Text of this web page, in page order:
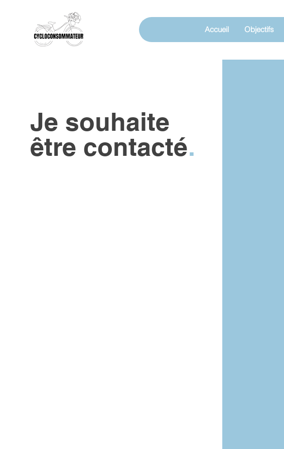
Accueil Objectifs
Je souhaite
être contacté.